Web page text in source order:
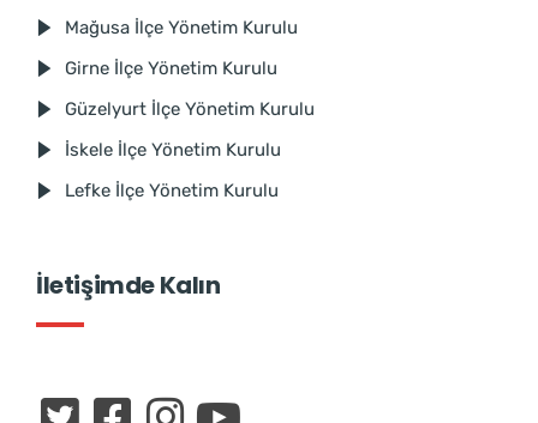
Mağusa İlçe Yönetim Kurulu
Girne İlçe Yönetim Kurulu
Güzelyurt İlçe Yönetim Kurulu
İskele İlçe Yönetim Kurulu
Lefke İlçe Yönetim Kurulu
İletişimde Kalın